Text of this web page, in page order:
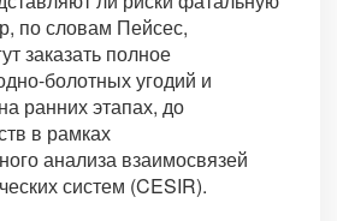
по словам Пейсес,
заказать полное
болотных угодий и
ранних этапах, до
в рамках
анализа взаимосвязей
систем (CESIR).